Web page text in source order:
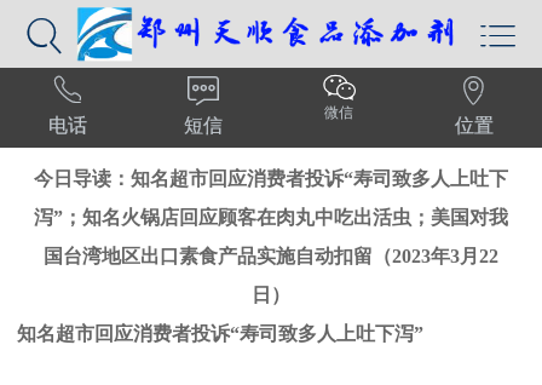


首页 > > 正文
今日导读：知名超市回应消费者投诉“寿司致多人上吐下
泻”；知名火锅店回应顾客在肉丸中吃出活虫；美国对我
国台湾地区出口素食产品实施自动扣留（2023年3月22
日）
知名超市回应消费者投诉“寿司致多人上吐下泻”

电话

短信
微信

位置